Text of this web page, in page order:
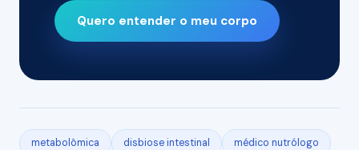
Quero entender o meu corpo
metabolômica disbiose intestinal médico nutrólogo